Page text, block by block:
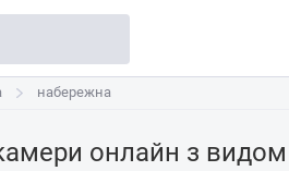
набережна
онлайн з